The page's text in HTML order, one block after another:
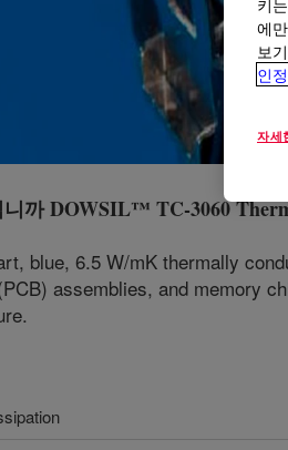
까DOWSIL™ TC-3060
blue, 6.5 W/mK thermally
assemblies, and memory
키
에
보
인
자세